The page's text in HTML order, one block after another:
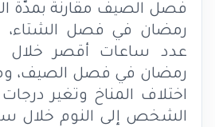
فصل الصيف مقارنةً بمدّة
رمضان في فصل الشتاء،
عدد ساعات أقصر خلال
رمضان في فصل الصيف،
اختلاف المناخ وتغير
الشخص إلى النوم خلال